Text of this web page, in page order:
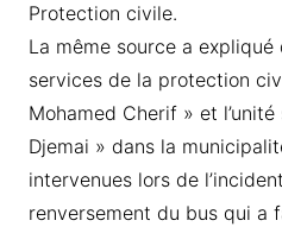
Protection civile.
La même source a expliqué
services de la protection
Mohamed Cherif » et
Djemai » dans la
intervenues lors de
renversement du bus qui a